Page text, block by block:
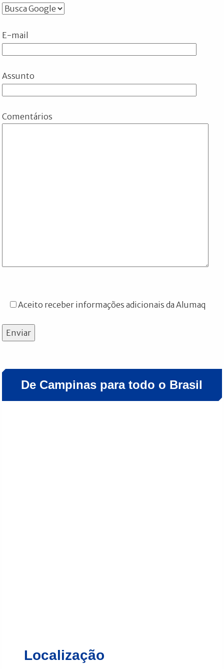
E-mail
Assunto
Comentários
Aceito receber informações adicionais da Alumaq
Enviar
De Campinas para todo o Brasil
Localização